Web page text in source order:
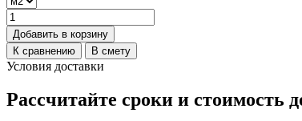
Добавить в корзину
К сравнению
В смету
Условия доставки
Рассчитайте сроки и стоимость